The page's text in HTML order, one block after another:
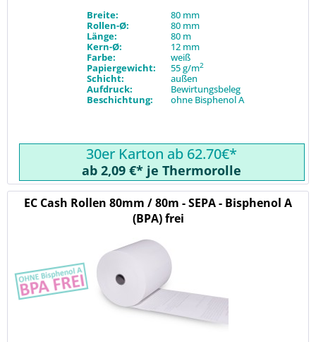
Breite:
80 mm
Rollen-Ø:
80 mm
Länge:
80 m
Kern-Ø:
12 mm
Farbe:
weiß
Papiergewicht:
55 g/m2
Schicht:
außen
Aufdruck:
Bewirtungsbeleg
Beschichtung:
ohne Bisphenol A
30er Karton ab 62.70€*
ab 2,09 €* je Thermorolle
EC Cash Rollen 80mm / 80m - SEPA - Bisphenol A
(BPA) frei